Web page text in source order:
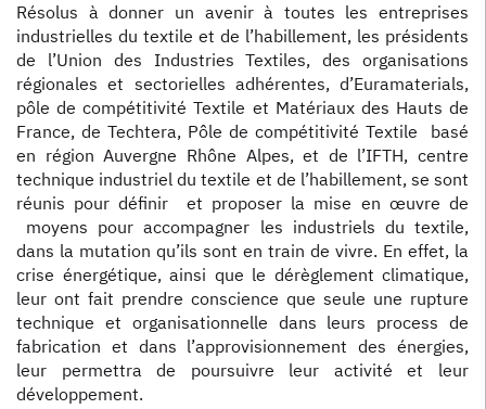
Résolus à donner un avenir à toutes les entreprises
industrielles du textile et de l’habillement, les présidents
de l’Union des Industries Textiles, des organisations
régionales et sectorielles adhérentes, d’Euramaterials,
pôle de compétitivité Textile et Matériaux des Hauts de
France, de Techtera, Pôle de compétitivité Textile basé
en région Auvergne Rhône Alpes, et de l’IFTH, centre
technique industriel du textile et de l’habillement, se sont
réunis pour définir et proposer la mise en œuvre de
moyens pour accompagner les industriels du textile,
dans la mutation qu’ils sont en train de vivre. En effet, la
crise énergétique, ainsi que le dérèglement climatique,
leur ont fait prendre conscience que seule une rupture
technique et organisationnelle dans leurs process de
fabrication et dans l’approvisionnement des énergies,
leur permettra de poursuivre leur activité et leur
développement.